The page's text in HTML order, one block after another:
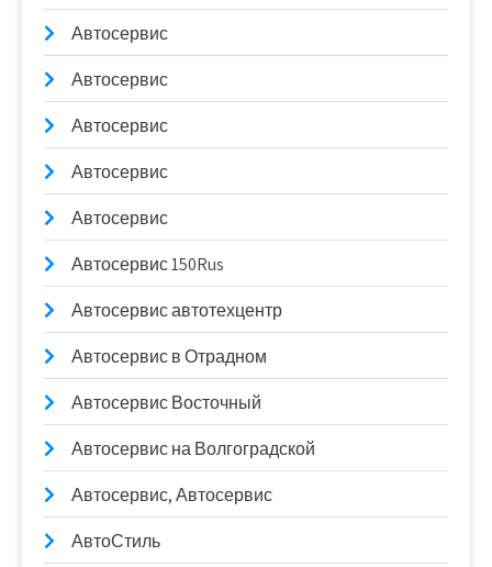
Автосервис
Автосервис
Автосервис
Автосервис
Автосервис
Автосервис 150Rus
Автосервис автотехцентр
Автосервис в Отрадном
Автосервис Восточный
Автосервис на Волгоградской
Автосервис, Автосервис
АвтоСтиль